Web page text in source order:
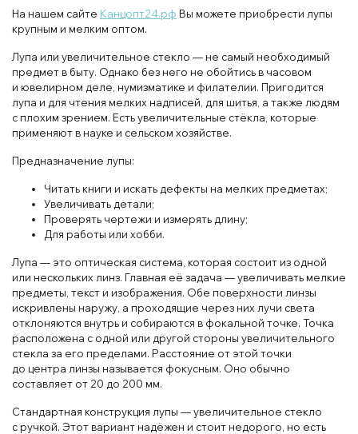
На нашем сайте Канцопт24.рф Вы можете приобрести лупы
крупным и мелким оптом.
Лупа или увеличительное стекло — не самый необходимый
предмет в быту. Однако без него не обойтись в часовом
и ювелирном деле, нумизматике и филателии. Пригодится
лупа и для чтения мелких надписей, для шитья, а также людям
с плохим зрением. Есть увеличительные стёкла, которые
применяют в науке и сельском хозяйстве.
Предназначение лупы:
Читать книги и искать дефекты на мелких предметах;
Увеличивать детали;
Проверять чертежи и измерять длину;
Для работы или хобби.
Лупа — это оптическая система, которая состоит из одной
или нескольких линз. Главная её задача — увеличивать мелкие
предметы, текст и изображения. Обе поверхности линзы
искривлены наружу, а проходящие через них лучи света
отклоняются внутрь и собираются в фокальной точке. Точка
расположена с одной или другой стороны увеличительного
стекла за его пределами. Расстояние от этой точки
до центра линзы называется фокусным. Оно обычно
составляет от 20 до 200 мм.
Стандартная конструкция лупы — увеличительное стекло
с ручкой. Этот вариант надёжен и стоит недорого, но есть